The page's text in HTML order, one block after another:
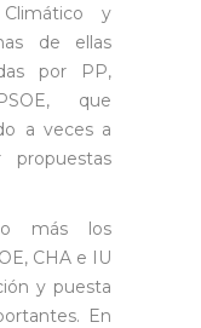
y
de ellas
por PP,
que
a veces a
propuestas
más los
CHA e IU
y puesta
En